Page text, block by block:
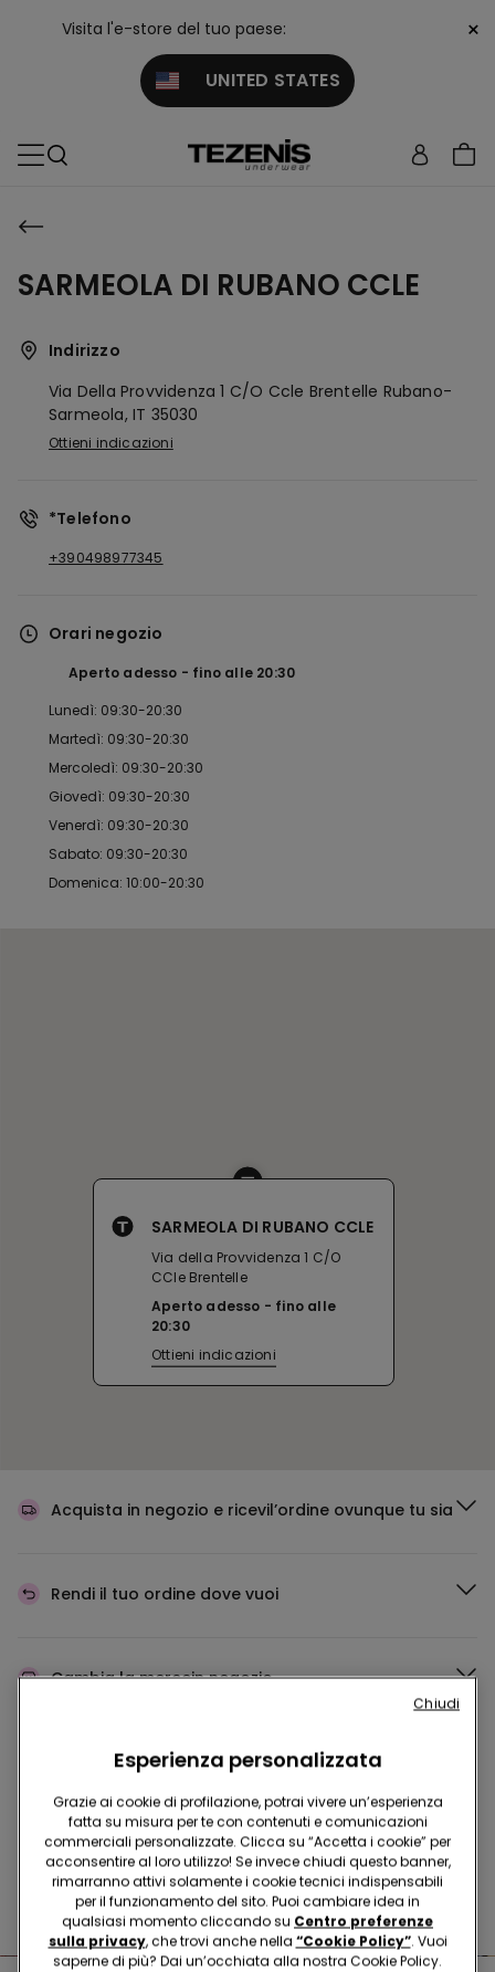
Visita l'e-store del tuo paese:
UNITED STATES
×
SARMEOLA DI RUBANO CCLE
Indirizzo
Via Della Provvidenza 1 C/o Ccle Brentelle Rubano-
Sarmeola, IT 35030
Ottieni indicazioni
*Telefono
+390498977345
Orari negozio
Aperto adesso fino alle 20:30
Lunedì: 09:30-20:30
Martedì: 09:30-20:30
Mercoledì: 09:30-20:30
Giovedì: 09:30-20:30
Venerdì: 09:30-20:30
Sabato: 09:30-20:30
Domenica: 10:00-20:30
SARMEOLA DI RUBANO CCLE
Via della Provvidenza 1 C/O
CCle Brentelle
Aperto adesso
fino alle
20:30
Ottieni indicazioni
Acquista in negozio e ricevil’ordine ovunque tu sia
Rendi il tuo ordine dove vuoi
Cambia la mercein negozio
Programma FedeltàTEZENIS TALENT
Hai domande sulle misure di sicurezza nei nostri store?
Leggi le nostre FAQ
Esperienza personalizzata
Grazie ai cookie di profilazione, potrai vivere un’esperienza
fatta su misura per te con contenuti e comunicazioni
commerciali personalizzate. Clicca su “Accetta i cookie” per
acconsentire al loro utilizzo! Se invece chiudi questo banner,
rimarranno attivi solamente i cookie tecnici indispensabili
per il funzionamento del sito. Puoi cambiare idea in
qualsiasi momento cliccando su Centro preferenze
sulla privacy, che trovi anche nella “Cookie Policy”. Vuoi
saperne di più? Dai un’occhiata alla nostra Cookie Policy.
Chiudi